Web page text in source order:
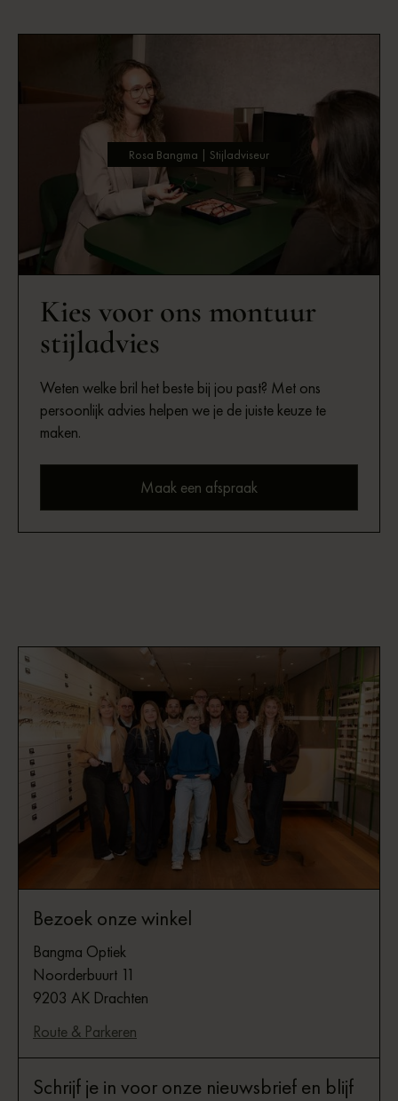
Kies voor ons montuur
stijladvies
Weten welke bril het beste bij jou past? Met ons
persoonlijk advies helpen we je de juiste keuze te
maken.
Maak een afspraak
Rosa Bangma | Stijladviseur
Bezoek onze winkel
Bangma Optiek
Noorderbuurt 11
9203 AK Drachten
Route & Parkeren
Schrijf je in voor onze nieuwsbrief en blijf